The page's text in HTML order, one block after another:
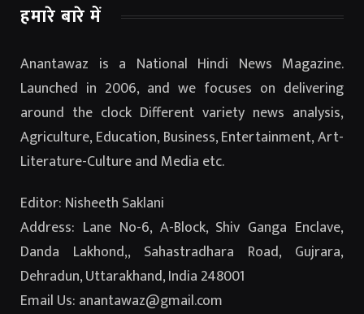
हमारे बारे में
Anantawaz is a National Hindi News Magazine.
Launched in 2006, and we focuses on delivering
around the clock Different variety news analysis,
Agriculture, Education, Business, Entertainment, Art-
Literature-Culture and Media etc.
Editor: Nisheeth Saklani
Address: Lane No-6, A-Block, Shiv Ganga Enclave,
Danda Lakhond,, Sahastradhara Road, Gujrara,
Dehradun, Uttarakhand, India 248001
Email Us: anantawaz@gmail.com